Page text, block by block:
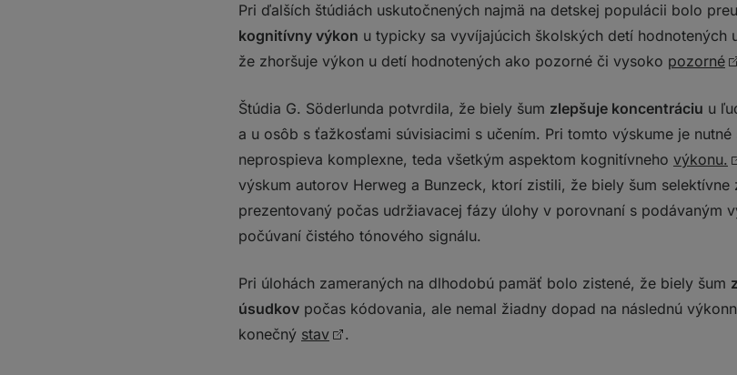
Pri ďalších štúdiách uskutočnených najmä na detskej populácii bolo
kognitívny výkon u typicky sa vyvíjajúcich školských detí hodnotených
že zhoršuje výkon u detí hodnotených ako pozorné či vysoko pozorné
Štúdia G. Söderlunda potvrdila, že biely šum zlepšuje koncentráciu u
a u osôb s ťažkosťami súvisiacimi s učením. Pri tomto výskume je
neprospieva komplexne, teda všetkým aspektom kognitívneho výkonu.
výskum autorov Herweg a Bunzeck, ktorí zistili, že biely šum
prezentovaný počas udržiavacej fázy úlohy v porovnaní s podávaným
počúvaní čistého tónového signálu.
Pri úlohách zameraných na dlhodobú pamäť bolo zistené, že biely šum
úsudkov počas kódovania, ale nemal žiadny dopad na následnú
konečný stav .